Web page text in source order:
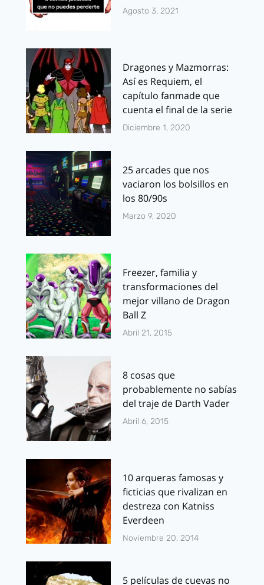
Agosto 3, 2021
Dragones y Mazmorras:
Así es Requiem, el
capítulo fanmade que
cuenta el final de la serie
Diciembre 1, 2020
25 arcades que nos
vaciaron los bolsillos en
los 80/90s
Marzo 9, 2020
Freezer, familia y
transformaciones del
mejor villano de Dragon
Ball Z
Abril 21, 2015
8 cosas que
probablemente no sabías
del traje de Darth Vader
Abril 6, 2015
10 arqueras famosas y
ficticias que rivalizan en
destreza con Katniss
Everdeen
Noviembre 20, 2014
5 películas de cuevas no